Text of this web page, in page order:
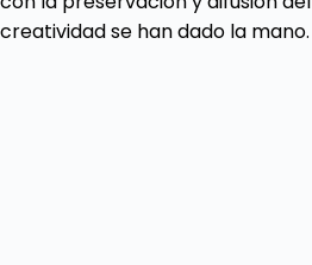
creatividad se han dado la mano.